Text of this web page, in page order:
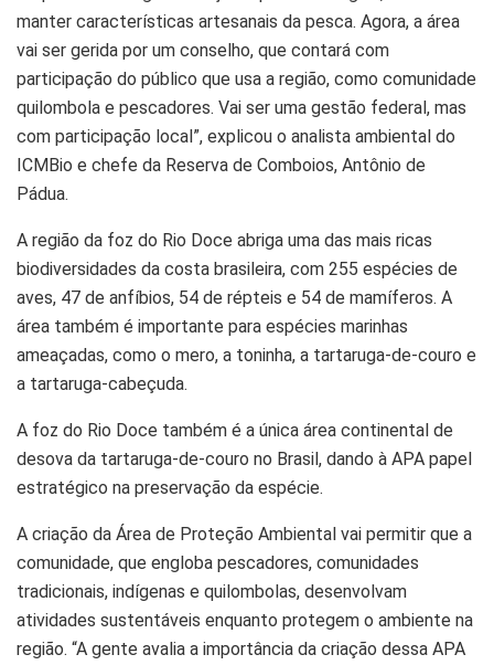
manter características artesanais da pesca. Agora, a área
vai ser gerida por um conselho, que contará com
participação do público que usa a região, como comunidade
quilombola e pescadores. Vai ser uma gestão federal, mas
com participação local”, explicou o analista ambiental do
ICMBio e chefe da Reserva de Comboios, Antônio de
Pádua.
A região da foz do Rio Doce abriga uma das mais ricas
biodiversidades da costa brasileira, com 255 espécies de
aves, 47 de anfíbios, 54 de répteis e 54 de mamíferos. A
área também é importante para espécies marinhas
ameaçadas, como o mero, a toninha, a tartaruga-de-couro e
a tartaruga-cabeçuda.
A foz do Rio Doce também é a única área continental de
desova da tartaruga-de-couro no Brasil, dando à APA papel
estratégico na preservação da espécie.
A criação da Área de Proteção Ambiental vai permitir que a
comunidade, que engloba pescadores, comunidades
tradicionais, indígenas e quilombolas, desenvolvam
atividades sustentáveis enquanto protegem o ambiente na
região. “A gente avalia a importância da criação dessa APA